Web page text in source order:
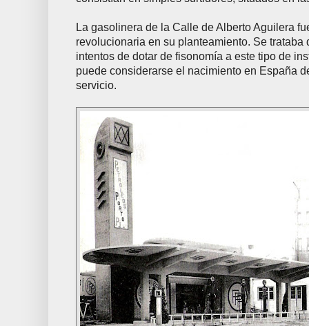
La gasolinera de la Calle de Alberto Aguilera
revolucionaria en su planteamiento. Se trataba
intentos de dotar de fisonomía a este tipo de
puede considerarse el nacimiento en España
servicio.